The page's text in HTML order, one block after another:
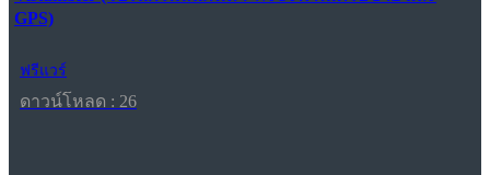
GPS)
ฟรีแวร์
ดาวน์โหลด : 26